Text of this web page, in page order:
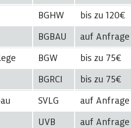
BGHW bis zu 120€
BGBAU auf
BGW bis zu 75€
BGRCI bis zu 75€
SVLG auf
UVB auf